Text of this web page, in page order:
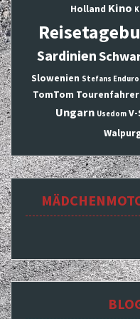
Holland Kino
Sardinien
Slowenien Stefans
TomTom Tourenfahrer
Ungarn Usedom